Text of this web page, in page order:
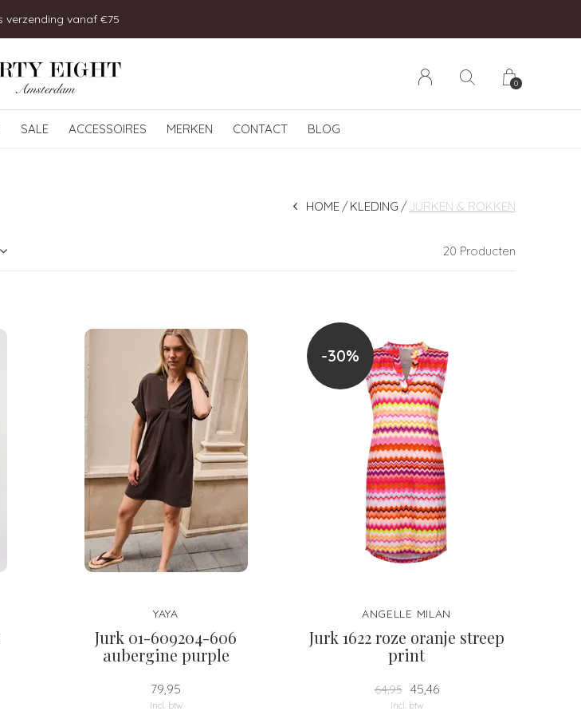
SALE ACCESSOIRES MERKEN CONTACT BLOG
0
verzending vanaf €75
HOME KLEDING JURKEN & ROKKEN
20 Producten
YAYA
Jurk 01-609204-606
aubergine purple
79,95
Incl. btw
-30%
ANGELLE MILAN
Jurk 1622 roze oranje streep
print
64,95 45,46
Incl. btw